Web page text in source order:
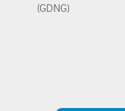
(GDNG)